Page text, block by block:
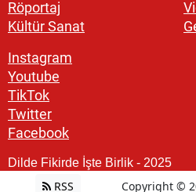
Röportaj
Kültür Sanat
Instagram
Youtube
TikTok
Twitter
Facebook
Dilde Fikirde İşte Birlik - 2025
RSS Copyright ©